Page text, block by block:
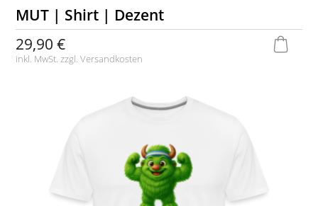
MUT | Shirt | Dezent
29,90 €
inkl. MwSt. zzgl.Versandkosten